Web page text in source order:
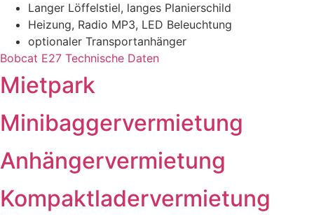
Langer Löffelstiel, langes Planierschild
Heizung, Radio MP3, LED Beleuchtung
optionaler Transportanhänger
Bobcat E27 Technische Daten
Mietpark
Minibagger­vermietung
Anhänger­vermietung
Kompaktlader­vermietung